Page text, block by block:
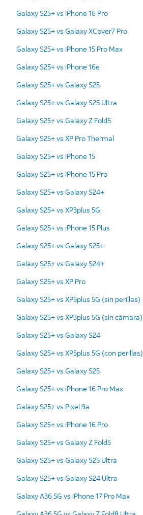
Galaxy S25+ vs iPhone 16 Pro
Galaxy S25+ vs Galaxy XCover7 Pro
Galaxy S25+ vs iPhone 15 Pro Max
Galaxy S25+ vs iPhone 16e
Galaxy S25+ vs Galaxy S25
Galaxy S25+ vs Galaxy S25 Ultra
Galaxy S25+ vs Galaxy Z Fold5
Galaxy S25+ vs XP Pro Thermal
Galaxy S25+ vs iPhone 15
Galaxy S25+ vs iPhone 15 Pro
Galaxy S25+ vs Galaxy S24+
Galaxy S25+ vs XP3plus 5G
Galaxy S25+ vs iPhone 15 Plus
Galaxy S25+ vs Galaxy S25+
Galaxy S25+ vs Galaxy S24+
Galaxy S25+ vs XP Pro
Galaxy S25+ vs XP5plus 5G (sin perillas)
Galaxy S25+ vs XP3plus 5G (sin cámara)
Galaxy S25+ vs Galaxy S24
Galaxy S25+ vs XP5plus 5G (con perillas)
Galaxy S25+ vs Galaxy S25
Galaxy S25+ vs iPhone 16 Pro Max
Galaxy S25+ vs Pixel 9a
Galaxy S25+ vs iPhone 16 Pro
Galaxy S25+ vs Galaxy Z Fold5
Galaxy S25+ vs Galaxy S25 Ultra
Galaxy S25+ vs Galaxy S24 Ultra
Galaxy A36 5G vs iPhone 17 Pro Max